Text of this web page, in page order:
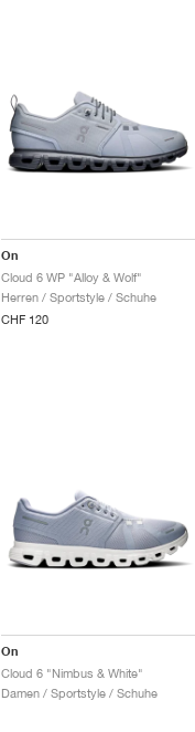
On
Cloud 6 WP "Alloy & Wolf"
Herren / Sportstyle / Schuhe
CHF 120
On
Cloud 6 "Nimbus & White"
Damen / Sportstyle / Schuhe